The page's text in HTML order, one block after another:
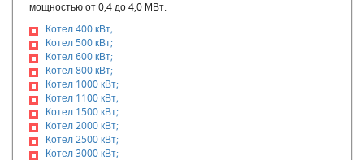
Водогрейная модульная котельная
Газовые модульные котельные
Завод блочно-модульных котельных
Завод модульных котельных
Котельная модульного типа
Купить модульную котельную
Модульная дизельная котельная
Модульная котельная на газе цена
Модульная котельная на твердом топливе
мощностью от 0,4 до 4,0 МВт.
Котел 400 кВт;
Котел 500 кВт;
Котел 600 кВт;
Котел 800 кВт;
Котел 1000 кВт;
Котел 1100 кВт;
Котел 1500 кВт;
Котел 2000 кВт;
Котел 2500 кВт;
Котел 3000 кВт;